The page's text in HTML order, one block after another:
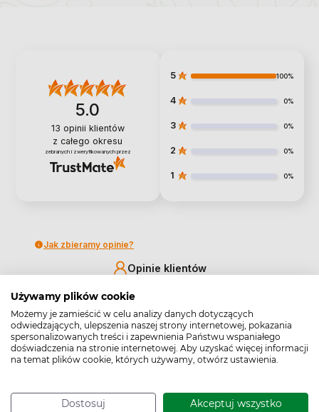
Używamy plików cookie
Możemy je zamieścić w celu analizy danych dotyczących
odwiedzających, ulepszenia naszej strony internetowej, pokazania
spersonalizowanych treści i zapewnienia Państwu wspaniałego
doświadczenia na stronie internetowej. Aby uzyskać więcej informacji
na temat plików cookie, których używamy, otwórz ustawienia.
Dostosuj Akceptuj wszystko
5.0
13 opinii klientów
z całego okresu
zebranych i zweryfikowanych przez
5 100%
4 0%
3 0%
2 0%
1 0%
Jak zbieramy opinie?
Opinie klientów
Pytania i odpowiedzi (0)
Wyczyść Szukaj